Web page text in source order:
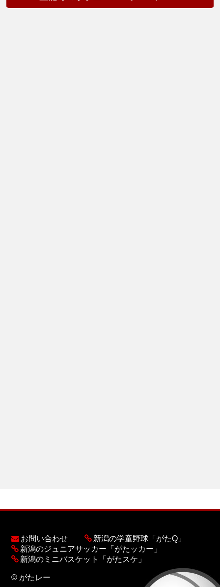
お問い合わせ
新潟の学童野球「がたQ」
新潟のジュニアサッカー「がたッカー」
新潟のミニバスケット「がたスケ」
© がたレー